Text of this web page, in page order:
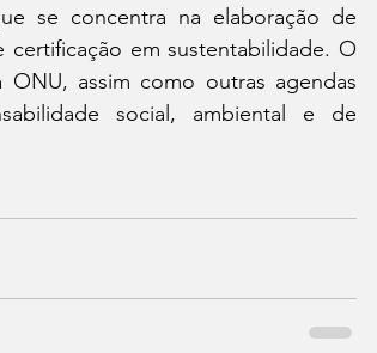
se concentra na elaboração de
em sustentabilidade. O
assim como outras agendas
social, ambiental e de